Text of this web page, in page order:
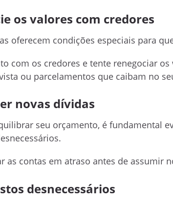
os valores com credores
oferecem condições especiais para
com os credores e tente renegociar
ou parcelamentos que caibam no
novas dívidas
seu orçamento, é fundamental
as contas em atraso antes de assumir
desnecessários